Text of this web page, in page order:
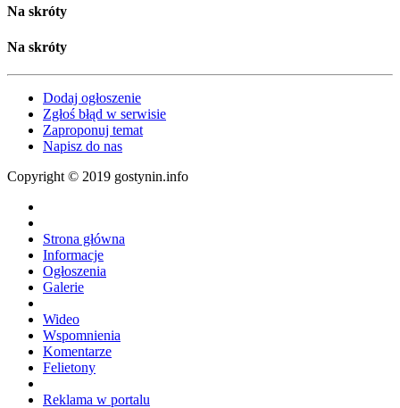
Na skróty
Na skróty
Dodaj ogłoszenie
Zgłoś błąd w serwisie
Zaproponuj temat
Napisz do nas
Copyright © 2019 gostynin.info
Strona główna
Informacje
Ogłoszenia
Galerie
Wideo
Wspomnienia
Komentarze
Felietony
Reklama w portalu